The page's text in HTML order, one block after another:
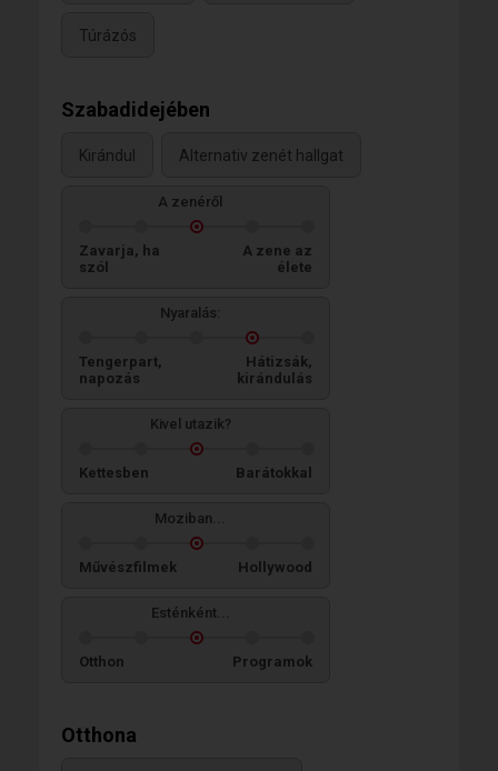
Túrázós
Szabadidejében
Kirándul Alternativ zenét hallgat
A zenéről
Zavarja, ha
szól
A zene az
élete
Nyaralás:
Tengerpart,
napozás
Hátizsák,
kirándulás
Kivel utazik?
Kettesben Barátokkal
Moziban...
Művészfilmek Hollywood
Esténként...
Otthon Programok
Otthona